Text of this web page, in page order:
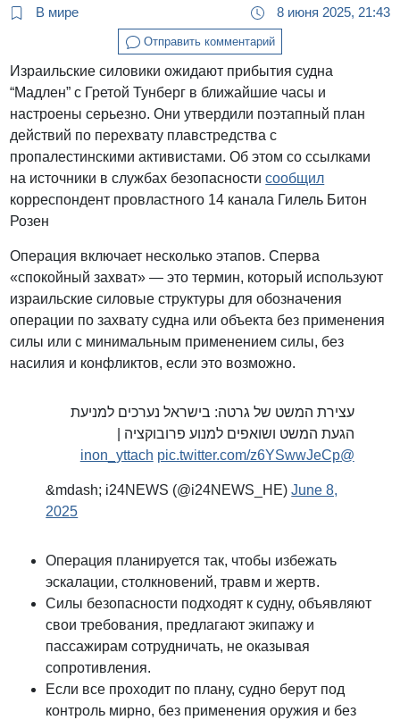
В мире 8 июня 2025, 21:43
Отправить комментарий
Израильские силовики ожидают прибытия судна
“Мадлен” с Гретой Тунберг в ближайшие часы и
настроены серьезно. Они утвердили поэтапный план
действий по перехвату плавстредства с
пропалестинскими активистами. Об этом со ссылками
на источники в службах безопасностисообщил
корреспондент провластного 14 канала Гилель Битон
Розен
Операция включает несколько этапов. Сперва
«спокойный захват» — это термин, который используют
израильские силовые структуры для обозначения
операции по захвату судна или объекта без применения
силы или с минимальным применением силы, без
насилия и конфликтов, если это возможно.
עצירת המשט של גרטה: בישראל נערכים למניעת
הגעת המשט ושואפים למנוע פרובוקציה |
@inon_yttach
pic.twitter.com/z6YSwwJeCp
&mdash; i24NEWS (@i24NEWS_HE)June 8,
2025
Операция планируется так, чтобы избежать
эскалации, столкновений, травм и жертв.
Силы безопасности подходят к судну, объявляют
свои требования, предлагают экипажу и
пассажирам сотрудничать, не оказывая
сопротивления.
Если все проходит по плану, судно берут под
контроль мирно, без применения оружия и без